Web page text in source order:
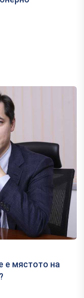
е мястото на